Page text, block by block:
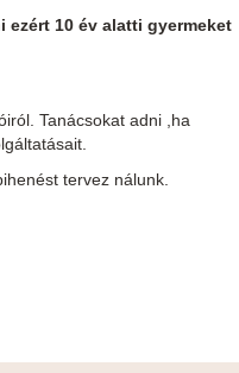
10 év alatti gyermeket
Tanácsokat adni ,ha
tervez nálunk.